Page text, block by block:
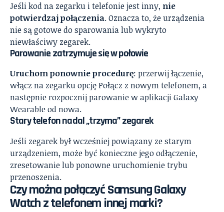
Jeśli kod na zegarku i telefonie jest inny, nie
potwierdzaj połączenia. Oznacza to, że urządzenia
nie są gotowe do sparowania lub wykryto
niewłaściwy zegarek.
Parowanie zatrzymuje się w połowie
Uruchom ponownie procedurę: przerwij łączenie,
włącz na zegarku opcję Połącz z nowym telefonem, a
następnie rozpocznij parowanie w aplikacji Galaxy
Wearable od nowa.
Stary telefon nadal „trzyma” zegarek
Jeśli zegarek był wcześniej powiązany ze starym
urządzeniem, może być konieczne jego odłączenie,
zresetowanie lub ponowne uruchomienie trybu
przenoszenia.
Czy można połączyć Samsung Galaxy
Watch z telefonem innej marki?